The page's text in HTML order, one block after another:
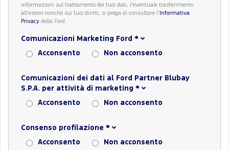
informazioni sul trattamento dei tuoi dati, l'eventuale trasferimento
all'estero nonché sui tuoi diritti, si prega di consultare l' Informativa
Privacy della Ford.
Comunicazioni Marketing Ford *
Acconsento Non acconsento
Comunicazioni dei dati al Ford Partner Blubay
S.P.A. per attività di marketing *
Acconsento Non acconsento
Consenso profilazione *
Acconsento Non acconsento